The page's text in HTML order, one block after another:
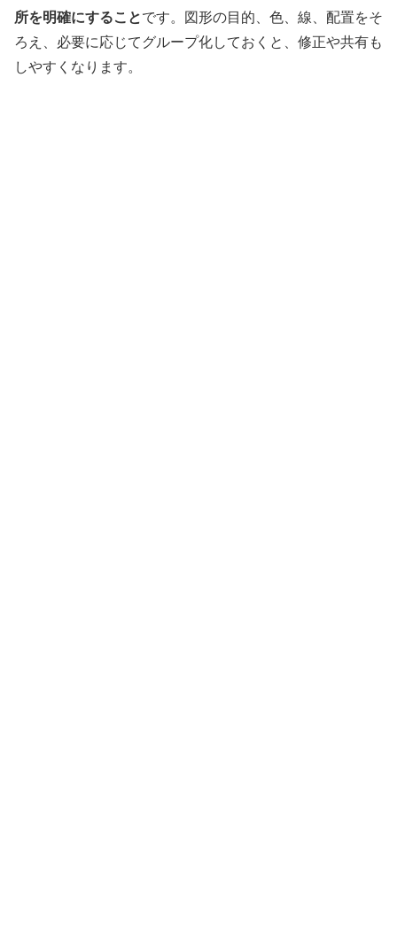
所を明確にすることです。図形の目的、色、線、配置をそ
ろえ、必要に応じてグループ化しておくと、修正や共有も
しやすくなります。